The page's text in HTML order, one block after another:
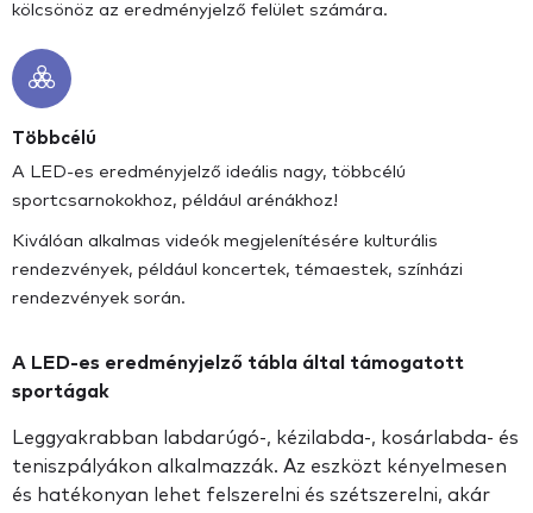
kölcsönöz az eredményjelző felület számára.
Többcélú
A LED-es eredményjelző ideális nagy, többcélú
sportcsarnokokhoz, például arénákhoz!
Kiválóan alkalmas videók megjelenítésére kulturális
rendezvények, például koncertek, témaestek, színházi
rendezvények során.
A LED-es eredményjelző tábla által támogatott
sportágak
Leggyakrabban labdarúgó-, kézilabda-, kosárlabda- és
teniszpályákon alkalmazzák. Az eszközt kényelmesen
és hatékonyan lehet felszerelni és szétszerelni, akár